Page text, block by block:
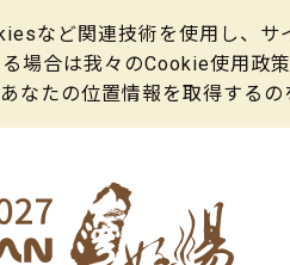
など関連技術を使用し、サ
る場合は我々のCookie使用政
なたの位置情報を取得する